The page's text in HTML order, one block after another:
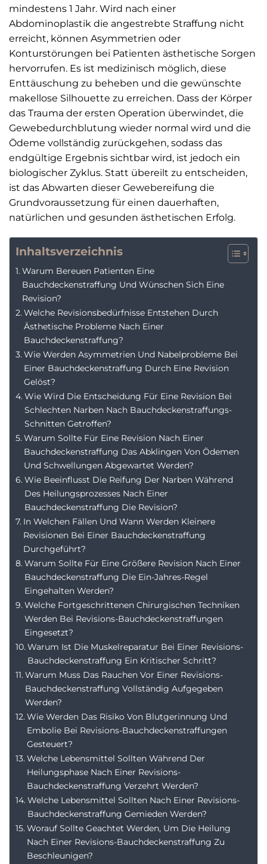
mindestens 1 Jahr. Wird nach einer
Abdominoplastik die angestrebte Straffung nicht
erreicht, können Asymmetrien oder
Konturstörungen bei Patienten ästhetische Sorgen
hervorrufen. Es ist medizinisch möglich, diese
Enttäuschung zu beheben und die gewünschte
makellose Silhouette zu erreichen. Dass der Körper
das Trauma der ersten Operation überwindet, die
Gewebedurchblutung wieder normal wird und die
Ödeme vollständig zurückgehen, sodass das
endgültige Ergebnis sichtbar wird, ist jedoch ein
biologischer Zyklus. Statt übereilt zu entscheiden,
ist das Abwarten dieser Gewebereifung die
Grundvoraussetzung für einen dauerhaften,
natürlichen und gesunden ästhetischen Erfolg.
Inhaltsverzeichnis
Warum Bereuen Patienten Eine
Bauchdeckenstraffung Und Wünschen Sich Eine
Revision?
Welche Revisionsbedürfnisse Entstehen Durch
Ästhetische Probleme Nach Einer
Bauchdeckenstraffung?
Wie Werden Asymmetrien Und Nabelprobleme Bei
Einer Bauchdeckenstraffung Durch Eine Revision
Gelöst?
Wie Wird Die Entscheidung Für Eine Revision Bei
Schlechten Narben Nach Bauchdeckenstraffungs-
Schnitten Getroffen?
Warum Sollte Für Eine Revision Nach Einer
Bauchdeckenstraffung Das Abklingen Von Ödemen
Und Schwellungen Abgewartet Werden?
Wie Beeinflusst Die Reifung Der Narben Während
Des Heilungsprozesses Nach Einer
Bauchdeckenstraffung Die Revision?
In Welchen Fällen Und Wann Werden Kleinere
Revisionen Bei Einer Bauchdeckenstraffung
Durchgeführt?
Warum Sollte Für Eine Größere Revision Nach Einer
Bauchdeckenstraffung Die Ein-Jahres-Regel
Eingehalten Werden?
Welche Fortgeschrittenen Chirurgischen Techniken
Werden Bei Revisions-Bauchdeckenstraffungen
Eingesetzt?
Warum Ist Die Muskelreparatur Bei Einer Revisions-
Bauchdeckenstraffung Ein Kritischer Schritt?
Warum Muss Das Rauchen Vor Einer Revisions-
Bauchdeckenstraffung Vollständig Aufgegeben
Werden?
Wie Werden Das Risiko Von Blutgerinnung Und
Embolie Bei Revisions-Bauchdeckenstraffungen
Gesteuert?
Welche Lebensmittel Sollten Während Der
Heilungsphase Nach Einer Revisions-
Bauchdeckenstraffung Verzehrt Werden?
Welche Lebensmittel Sollten Nach Einer Revisions-
Bauchdeckenstraffung Gemieden Werden?
Worauf Sollte Geachtet Werden, Um Die Heilung
Nach Einer Revisions-Bauchdeckenstraffung Zu
Beschleunigen?